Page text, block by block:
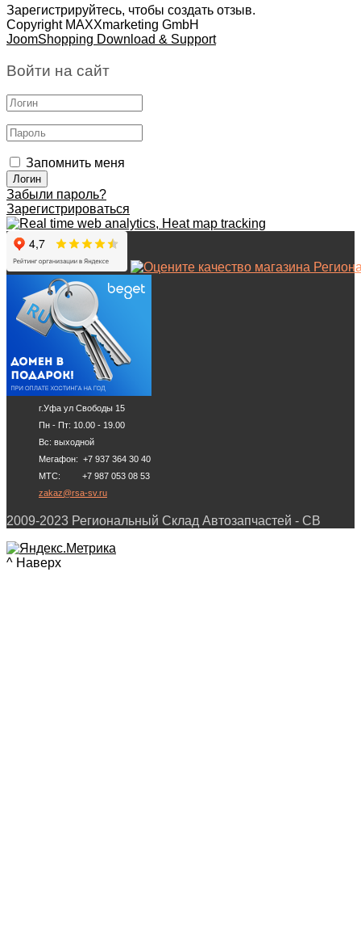
Зарегистрируйтесь, чтобы создать отзыв.
Copyright MAXXmarketing GmbH
JoomShopping Download & Support
Войти на сайт
Запомнить меня
Забыли пароль?
Зарегистрироваться
г.Уфа ул Свободы 15
Пн - Пт: 10.00 - 19.00
Вс: выходной
Мегафон: +7 937 364 30 40
МТС: +7 987 053 08 53
zakaz@rsa-sv.ru
2009-2023 Региональный Склад Автозапчастей - СВ
^ Наверх